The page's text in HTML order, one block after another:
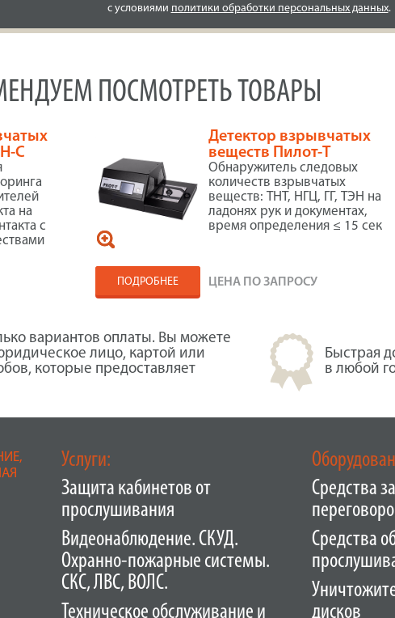
с условиями политики обработки персональных данных.
ПОСМОТРЕТЬ ТОВАРЫ
С
на
с
Детектор взрывчатых
веществ Пилот-Т
Обнаружитель следовых
количеств взрывчатых
веществ: ТНТ, НГЦ, ГГ, ТЭН на
ладонях рук и документах,
время определения ≤ 15 сек
ПОДРОБНЕЕ ЦЕНА ПО ЗАПРОСУ
вариантов оплаты. Вы можете
лицо, картой или
которые предоставляет
Быстрая
в любой
Услуги:
Защита кабинетов от
прослушивания
Видеонаблюдение. СКУД.
Охранно-пожарные системы.
СКС, ЛВС, ВОЛС.
Техническое обслуживание и
Средства
Средства
дисков